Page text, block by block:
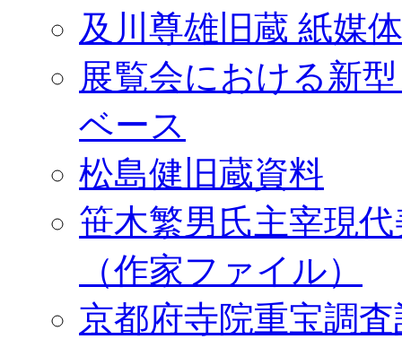
及川尊雄旧蔵 紙媒
展覧会における新
ベース
松島健旧蔵資料
笹木繁男氏主宰現
（作家ファイル）
京都府寺院重宝調